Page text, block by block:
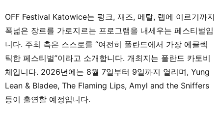
OFF Festival Katowice는 펑크, 재즈, 메탈, 랩에 이르기까지
폭넓은 장르를 가로지르는 프로그램을 내세우는 페스티벌입
니다. 주최 측은 스스로를 “여전히 폴란드에서 가장 에클렉
틱한 페스티벌”이라고 소개합니다. 개최지는 폴란드 카토비
체입니다. 2026년에는 8월 7일부터 9일까지 열리며, Yung
Lean & Bladee, The Flaming Lips, Amyl and the Sniffers
등이 출연할 예정입니다.